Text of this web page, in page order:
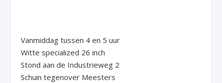
Vanmiddag tussen 4 en 5 uur
Witte specialized 26 inch
Stond aan de Industrieweg 2
Schuin tegenover Meesters